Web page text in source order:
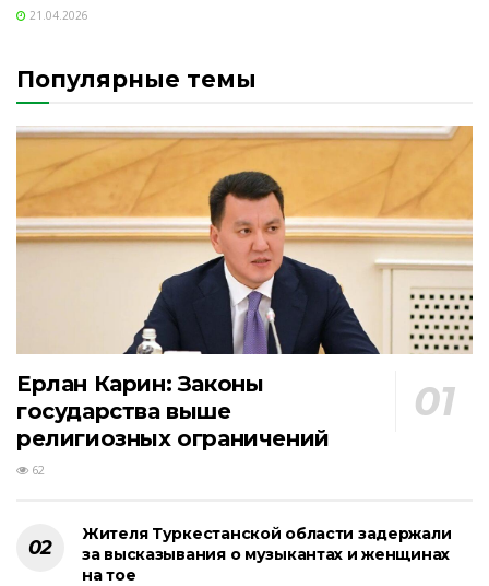
21.04.2026
Популярные темы
Ерлан Карин: Законы
государства выше
религиозных ограничений
62
Жителя Туркестанской области задержали
за высказывания о музыкантах и женщинах
на тое